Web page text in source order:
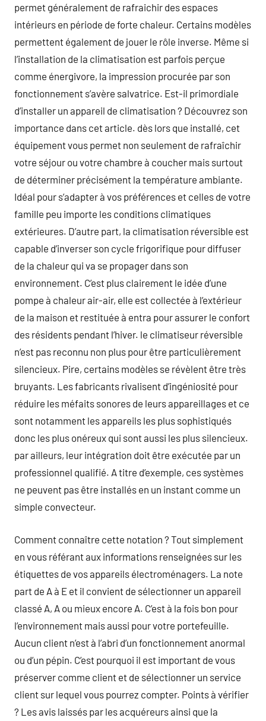
permet généralement de rafraichir des espaces
intérieurs en période de forte chaleur. Certains modèles
permettent également de jouer le rôle inverse. Même si
l’installation de la climatisation est parfois perçue
comme énergivore, la impression procurée par son
fonctionnement s’avère salvatrice. Est-il primordiale
d’installer un appareil de climatisation ? Découvrez son
importance dans cet article. dès lors que installé, cet
équipement vous permet non seulement de rafraîchir
votre séjour ou votre chambre à coucher mais surtout
de déterminer précisément la température ambiante.
Idéal pour s’adapter à vos préférences et celles de votre
famille peu importe les conditions climatiques
extérieures. D’autre part, la climatisation réversible est
capable d’inverser son cycle frigorifique pour diffuser
de la chaleur qui va se propager dans son
environnement. C’est plus clairement le idée d’une
pompe à chaleur air-air, elle est collectée à l’extérieur
de la maison et restituée à entra pour assurer le confort
des résidents pendant l’hiver. le climatiseur réversible
n’est pas reconnu non plus pour être particulièrement
silencieux. Pire, certains modèles se révèlent être très
bruyants. Les fabricants rivalisent d’ingéniosité pour
réduire les méfaits sonores de leurs appareillages et ce
sont notamment les appareils les plus sophistiqués
donc les plus onéreux qui sont aussi les plus silencieux.
par ailleurs, leur intégration doit être exécutée par un
professionnel qualifié. A titre d’exemple, ces systèmes
ne peuvent pas être installés en un instant comme un
simple convecteur.
Comment connaître cette notation ? Tout simplement
en vous référant aux informations renseignées sur les
étiquettes de vos appareils électroménagers. La note
part de A à E et il convient de sélectionner un appareil
classé A, A ou mieux encore A. C’est à la fois bon pour
l’environnement mais aussi pour votre portefeuille.
Aucun client n’est à l’abri d’un fonctionnement anormal
ou d’un pépin. C’est pourquoi il est important de vous
préserver comme client et de sélectionner un service
client sur lequel vous pourrez compter. Points à vérifier
? Les avis laissés par les acquéreurs ainsi que la